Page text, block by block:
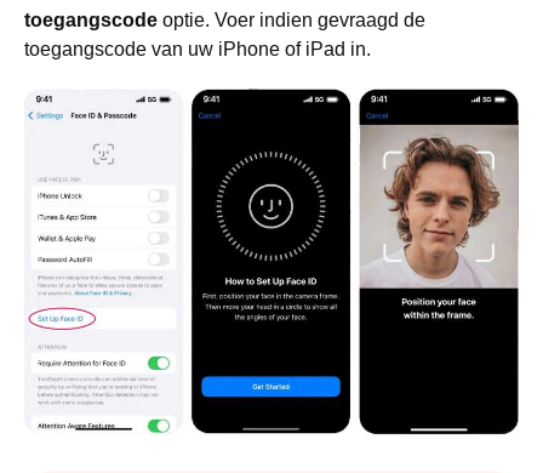
toegangscode optie. Voer indien gevraagd de
toegangscode van uw iPhone of iPad in.